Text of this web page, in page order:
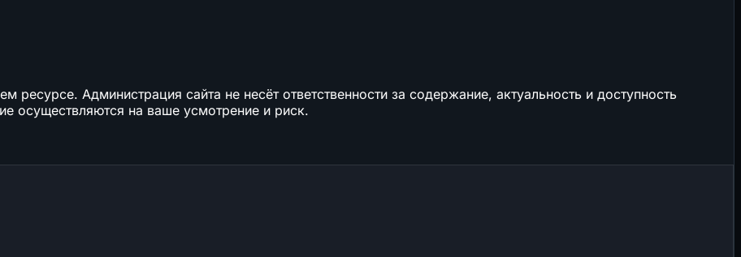
Администрация сайта не несёт ответственности за содержание, актуальность и доступность
осуществляются на ваше усмотрение и риск.